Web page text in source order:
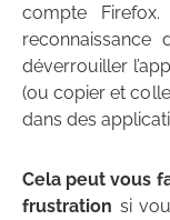
compte
reconnaissance
déverrouiller
(ou copier et
dans des
Cela peut vous
frustration si